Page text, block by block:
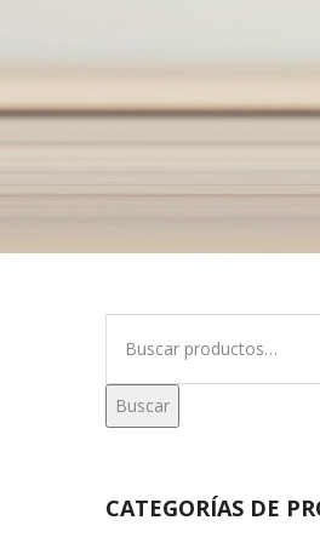
Buscar
CATEGORÍAS DE